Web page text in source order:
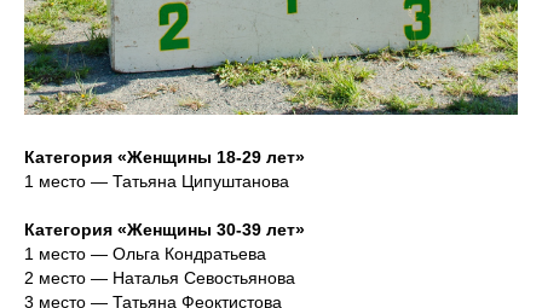
Категория «Женщины 18-29 лет»
1 место — Татьяна Ципуштанова
Категория «Женщины 30-39 лет»
1 место — Ольга Кондратьева
2 место — Наталья Севостьянова
3 место — Татьяна Феоктистова